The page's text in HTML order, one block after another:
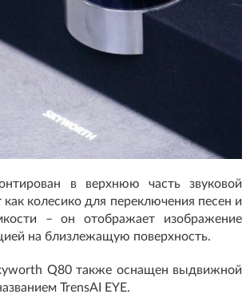
в верхнюю часть звуковой
как колесико для переключения песен и
– он отображает изображение
на близлежащую поверхность.
Q80 также оснащен выдвижной
TrensAI EYE.